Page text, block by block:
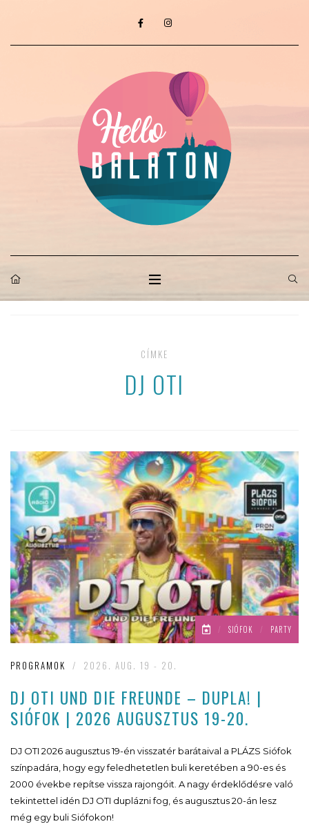
CÍMKE
DJ OTI
/ SIÓFOK / PARTY
PROGRAMOK / 2026. AUG. 19 - 20.
DJ OTI UND DIE FREUNDE – DUPLA! |
SIÓFOK | 2026 AUGUSZTUS 19-20.
DJ OTI 2026 augusztus 19-én visszatér barátaival a PLÁZS Siófok
színpadára, hogy egy feledhetetlen buli keretében a 90-es és
2000 évekbe repítse vissza rajongóit. A nagy érdeklődésre való
tekintettel idén DJ OTI duplázni fog, és augusztus 20-án lesz
még egy buli Siófokon!